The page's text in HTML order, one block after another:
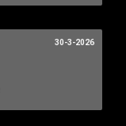
30-3-2026